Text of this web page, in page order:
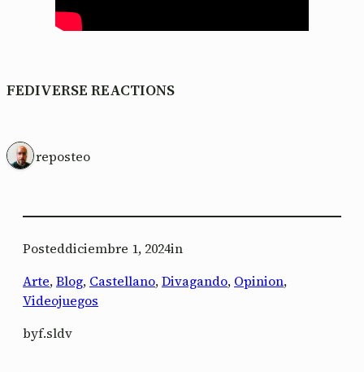
FEDIVERSE REACTIONS
1 reposteo
Posteddiciembre 1, 2024in
Arte, Blog, Castellano, Divagando, Opinion
Videojuegos
byf.sldv